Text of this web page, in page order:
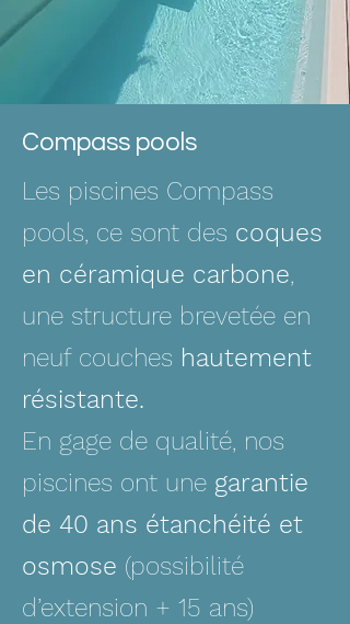
Compass pools
Les piscines Compass
pools, ce sont des coques
en céramique carbone,
une structure brevetée en
neuf couches hautement
résistante.
En gage de qualité, nos
piscines ont une garantie
de 40 ans étanchéité et
osmose (possibilité
d’extension + 15 ans)